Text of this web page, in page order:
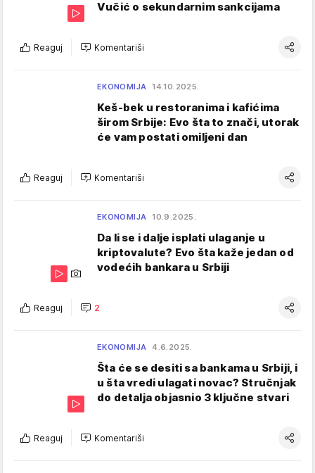
Vučić o sekundarnim sankcijama
Reaguj Komentariši
EKONOMIJA 14.10.2025.
Keš-bek u restoranima i kafićima
širom Srbije: Evo šta to znači, utorak
će vam postati omiljeni dan
Reaguj Komentariši
EKONOMIJA 10.9.2025.
Da li se i dalje isplati ulaganje u
kriptovalute? Evo šta kaže jedan od
vodećih bankara u Srbiji
Reaguj 2
EKONOMIJA 4.6.2025.
Šta će se desiti sa bankama u Srbiji, i
u šta vredi ulagati novac? Stručnjak
do detalja objasnio 3 ključne stvari
Reaguj Komentariši